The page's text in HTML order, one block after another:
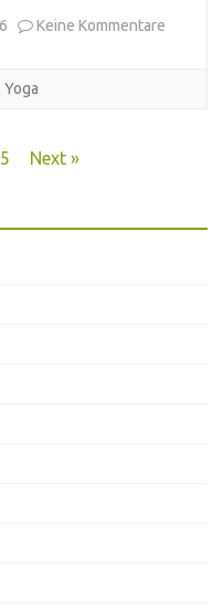
Keine Kommentare
Yoga
5 Next »